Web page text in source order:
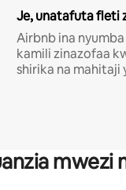
Je, unatafuta fleti
Airbnb ina
kamili zinazofaa
shirika na mahitaji
mwezi